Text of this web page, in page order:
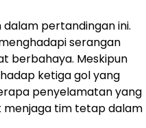
pertandingan ini.
serangan
berbahaya. Meskipun
ketiga gol yang
penyelamatan yang
menjaga tim tetap dalam